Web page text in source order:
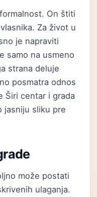
On štiti
Za život u
je napraviti
samo na usmeno
strana deluje
posmatra odnos
Širi centar i grada
jasniju sliku pre
može postati
ulaganja.